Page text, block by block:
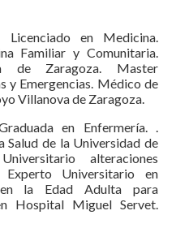
en Medicina.
Familiar y Comunitaria.
de Zaragoza. Master
y Emergencias. Médico de
Villanova de Zaragoza.
en Enfermería. .
Salud de la Universidad de
alteraciones
Experto Universitario en
la Edad Adulta para
Hospital Miguel Servet.